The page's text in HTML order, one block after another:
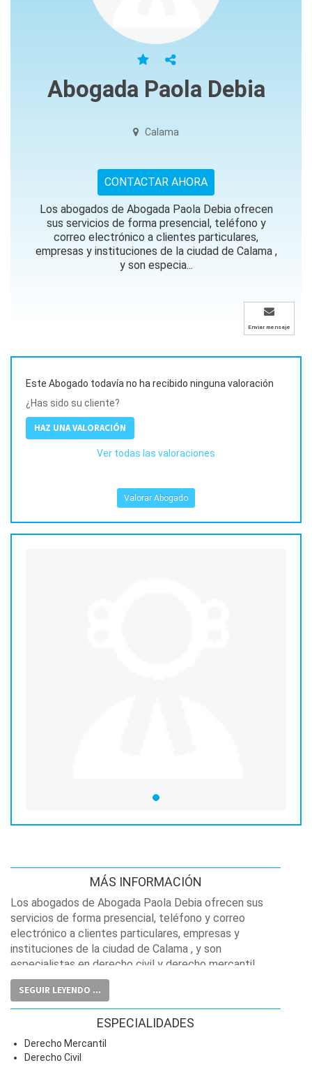
Abogada Paola Debia
Calama
CONTACTAR AHORA
Los abogados de Abogada Paola Debia ofrecen
sus servicios de forma presencial, teléfono y
correo electrónico a clientes particulares,
empresas y instituciones de la ciudad de Calama ,
y son especia...
Enviar mensaje
Este Abogado todavía no ha recibido ninguna valoración
¿Has sido su cliente?
HAZ UNA VALORACIÓN
Ver todas las valoraciones
Valorar Abogado
MÁS INFORMACIÓN
Los abogados de Abogada Paola Debia ofrecen sus
servicios de forma presencial, teléfono y correo
electrónico a clientes particulares, empresas y
instituciones de la ciudad de Calama , y son
especialistas en derecho civil y derecho mercantil.
SEGUIR LEYENDO ...
ESPECIALIDADES
Derecho Mercantil
Derecho Civil